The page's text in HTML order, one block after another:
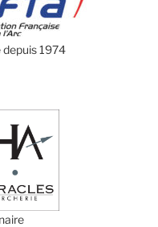
depuis 1974